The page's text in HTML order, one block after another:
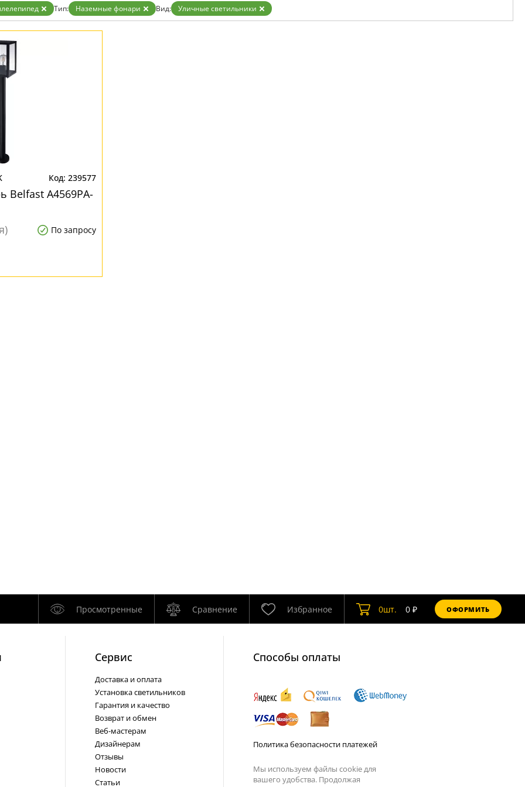
Бронза
Золото
Прозрачные
Тип: Наземные фонари Вид: Уличные светильники
239577
Belfast A4569PA-
По запросу
Просмотренные Сравнение Избранное 0шт. 0₽ ОФОРМИТЬ
Cервис
Доставка и оплата
Установка светильников
Гарантия и качество
Возврат и обмен
Веб-мастерам
Дизайнерам
Отзывы
Новости
Статьи
Способы оплаты
Политика безопасности платежей
Мы используем файлы cookie для
вашего удобства. Продолжая